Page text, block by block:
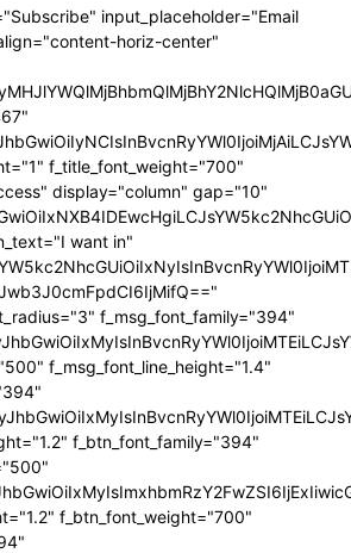
input_placeholder="Email
horiz-center"
f_title_font_weight="700"
display="column" gap="10"
want in"
f_msg_font_family="394"
f_msg_font_line_height="1.4"
f_btn_font_family="394"
f_btn_font_weight="700"